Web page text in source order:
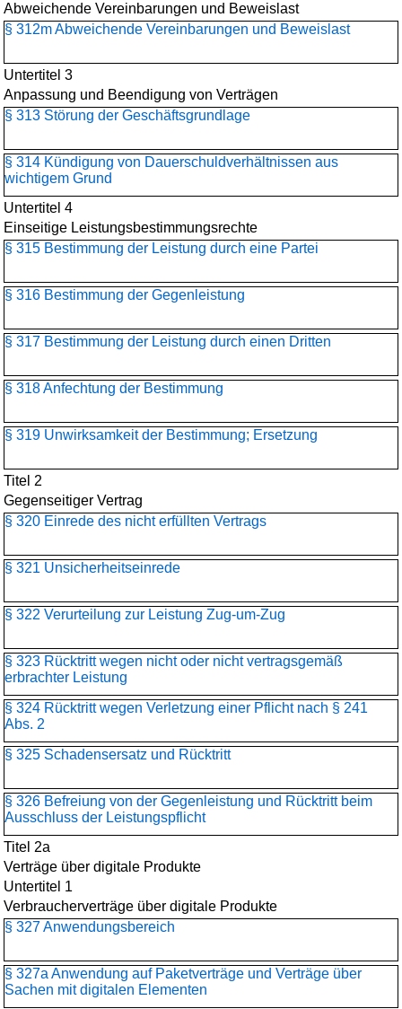
Abweichende Vereinbarungen und Beweislast
§ 312m Abweichende Vereinbarungen und Beweislast
Untertitel 3
Anpassung und Beendigung von Verträgen
§ 313 Störung der Geschäftsgrundlage
§ 314 Kündigung von Dauerschuldverhältnissen aus
wichtigem Grund
Untertitel 4
Einseitige Leistungsbestimmungsrechte
§ 315 Bestimmung der Leistung durch eine Partei
§ 316 Bestimmung der Gegenleistung
§ 317 Bestimmung der Leistung durch einen Dritten
§ 318 Anfechtung der Bestimmung
§ 319 Unwirksamkeit der Bestimmung; Ersetzung
Titel 2
Gegenseitiger Vertrag
§ 320 Einrede des nicht erfüllten Vertrags
§ 321 Unsicherheitseinrede
§ 322 Verurteilung zur Leistung Zug-um-Zug
§ 323 Rücktritt wegen nicht oder nicht vertragsgemäß
erbrachter Leistung
§ 324 Rücktritt wegen Verletzung einer Pflicht nach § 241
Abs. 2
§ 325 Schadensersatz und Rücktritt
§ 326 Befreiung von der Gegenleistung und Rücktritt beim
Ausschluss der Leistungspflicht
Titel 2a
Verträge über digitale Produkte
Untertitel 1
Verbraucherverträge über digitale Produkte
§ 327 Anwendungsbereich
§ 327a Anwendung auf Paketverträge und Verträge über
Sachen mit digitalen Elementen